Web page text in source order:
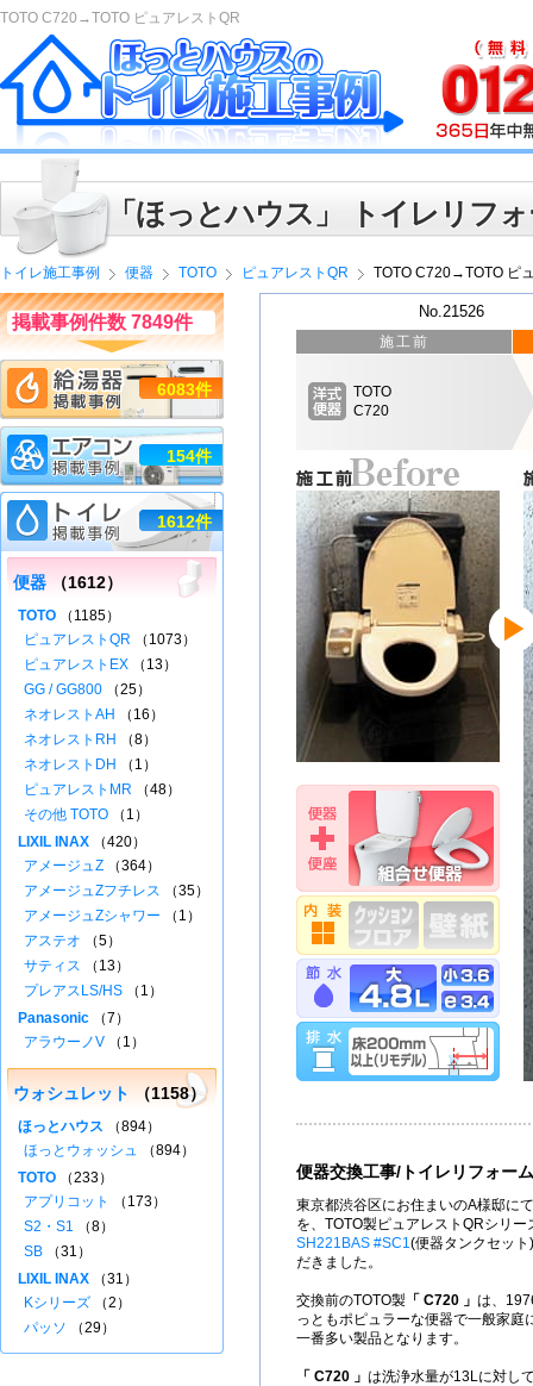
TOTO C720→TOTO ピュアレストQR
「ほっとハウス」 トイレリフ
トイレ施工事例 便器 TOTO ピュアレストQR TOTO C720→TOTO ピ
No.21526
施工前
TOTO
C720
便器交換工事/トイレリフォーム
東京都渋谷区にお住まいのA様邸に
を、TOTO製ピュアレストQRシリ
SH221BAS #SC1(便器タンクセッ
だきました。
交換前のTOTO製 「 C720 」 は、
っともポピュラーな便器で一般家庭
一番多い製品となります。
「 C720 」 は洗浄水量が13Lに対し
掲載事例件数 7849件
6083件
154件
1612件
便器 （1612）
TOTO （1185）
ピュアレストQR （1073）
ピュアレストEX （13）
GG / GG800 （25）
ネオレストAH
（16）
ネオレストRH
（8）
ネオレストDH
（1）
ピュアレストMR （48）
その他 TOTO （1）
LIXIL INAX （420）
アメージュZ （364）
アメージュZフチレス （35）
アメージュZシャワー （1）
アステオ （5）
サティス （13）
プレアスLS/HS （1）
Panasonic （7）
アラウーノV （1）
ウォシュレット （1158）
ほっとハウス （894）
ほっとウォッシュ （894）
TOTO （233）
アプリコット
（173）
S2・S1 （8）
SB （31）
LIXIL INAX （31）
Kシリーズ （2）
パッソ （29）